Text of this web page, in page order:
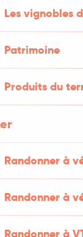
Les vignobles
Patrimoine
Produits du
Randonner à
Randonner à
Randonner à
de 4 ans